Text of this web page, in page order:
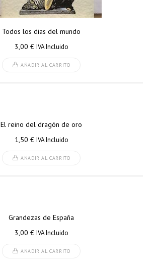
Todos los dias del mundo
3,00 € IVA Incluido
AÑADIR AL CARRITO
El reino del dragón de oro
1,50 € IVA Incluido
AÑADIR AL CARRITO
Grandezas de España
3,00 € IVA Incluido
AÑADIR AL CARRITO